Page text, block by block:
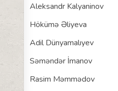
Aleksandr Kalyaninov
Hökümə Əliyeva
Adil Dünyamalıyev
Səməndər İmanov
Rasim Məmmədov